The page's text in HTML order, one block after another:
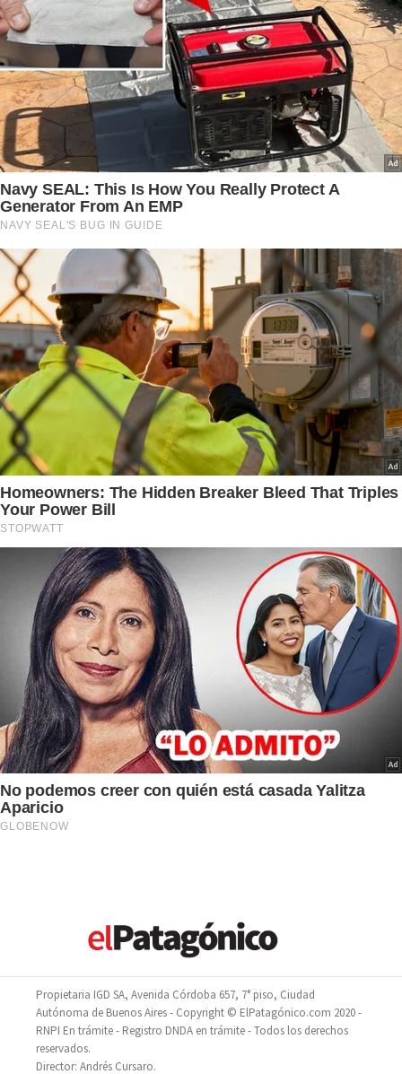
Propietaria IGD SA, Avenida Córdoba 657, 7° piso, Ciudad
Autónoma de Buenos Aires - Copyright © ElPatagónico.com 2020 -
RNPI En trámite - Registro DNDA en trámite - Todos los derechos
reservados.
Director: Andrés Cursaro.